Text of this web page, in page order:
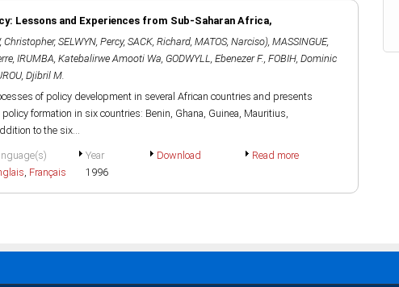
Lessons and Experiences from Sub-Saharan Africa,
Christopher, SELWYN, Percy, SACK, Richard, MATOS, Narciso), MASSINGUE,
, IRUMBA, Katebalirwe Amooti Wa, GODWYLL, Ebenezer F., FOBIH, Dominic
Djibril M.
of policy development in several African countries and presents
formation in six countries: Benin, Ghana, Guinea, Mauritius,
to the six...
, Français
Year
1996
Download Read more